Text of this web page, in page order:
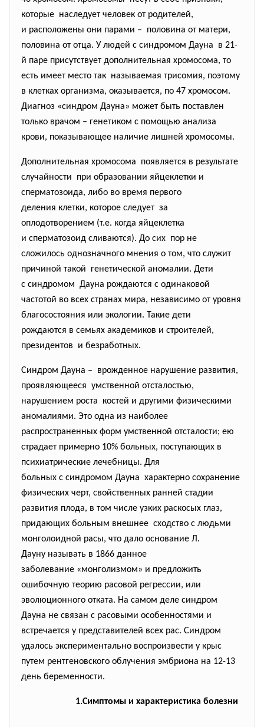
которые наследует человек от родителей,
и расположены они парами – половина от матери,
половина от отца. У людей с синдромом Дауна в 21-
й паре присутствует дополнительная хромосома, то
есть имеет место так называемая трисомия, поэтому
в клетках организма, оказывается, по 47 хромосом.
Диагноз «синдром Дауна» может быть поставлен
только врачом – генетиком с помощью анализа
крови, показывающее наличие лишней хромосомы.
Дополнительная хромосома появляется в результате
случайности при образовании яйцеклетки и
сперматозоида, либо во время первого
деления клетки, которое следует за
оплодотворением (т.е. когда яйцеклетка
и сперматозоид сливаются). До сих пор не
сложилось однозначного мнения о том, что служит
причиной такой генетической аномалии. Дети
с синдромом Дауна рождаются с одинаковой
частотой во всех странах мира, независимо от уровня
благосостояния или экологии. Такие дети
рождаются в семьях академиков и строителей,
президентов и безработных.
Синдром Дауна – врожденное нарушение развития,
проявляющееся умственной отсталостью,
нарушением роста костей и другими физическими
аномалиями. Это одна из наиболее
распространенных форм умственной отсталости; ею
страдает примерно 10% больных, поступающих в
психиатрические лечебницы. Для
больных с синдромом Дауна характерно сохранение
физических черт, свойственных ранней стадии
развития плода, в том числе узких раскосых глаз,
придающих больным внешнее сходство с людьми
монголоидной расы, что дало основание Л.
Дауну называть в 1866 данное
заболевание «монголизмом» и предложить
ошибочную теорию расовой регрессии, или
эволюционного отката. На самом деле синдром
Дауна не связан с расовыми особенностями и
встречается у представителей всех рас. Синдром
удалось экспериментально воспроизвести у крыс
путем рентгеновского облучения эмбриона на 12-13
день беременности.
1.Симптомы и характеристика болезни